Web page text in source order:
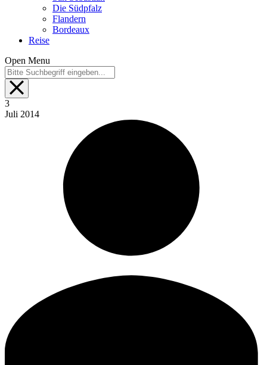
Die Südpfalz
Flandern
Bordeaux
Reise
Open Menu
3
Juli 2014